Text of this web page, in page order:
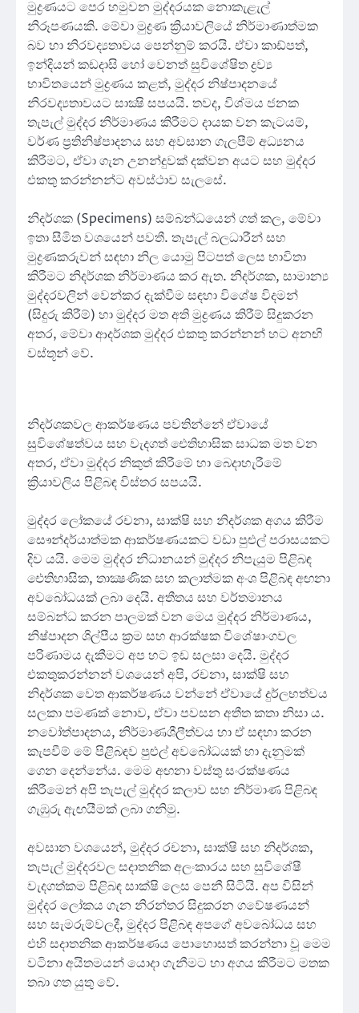
මුද්‍රණයට පෙර හමුවන මුද්දරයක නොකැළැල්
නිරූපණයකි. මේවා මුද්‍රණ ක්‍රියාවලියේ නිර්මාණාත්මක
බව හා නිරවද්‍යතාවය පෙන්නුම් කරයි. ඒවා කාඩ්පත්,
ඉන්දියන් කඩදාසි හෝ වෙනත් සුවිශේෂිත ද්‍රව්‍ය
භාවිතයෙන් මුද්‍රණය කළත්, මුද්දර නිෂ්පාදනයේ
නිරවද්‍යතාවයට සාක්‍ෂි සපයයි. තවද, විශ්මය ජනක
තැපැල් මුද්දර නිර්මාණය කිරීමට දායක වන කැටයම්,
වර්ණ ප්‍රතිනිෂ්පාදනය සහ අවසාන ගැලපීම් අධ්‍යනය
කිරීමට, ඒවා ගැන උනන්දුවක් දක්වන අයට සහ මුද්දර
එකතු කරන්නන්ට අවස්ථාව සැලසේ.
නිදර්ශක (Specimens) සම්බන්ධයෙන් ගත් කල, මේවා
ඉතා සීමිත වශයෙන් පවතී. තැපැල් බලධාරීන් සහ
මුද්‍රණකරුවන් සඳහා නිල යොමු පිටපත් ලෙස භාවිතා
කිරීමට නිදර්ශක නිර්මාණය කර ඇත. නිදර්ශක, සාමාන්‍ය
මුද්දරවලින් වෙන්කර දැක්වීම සඳහා විශේෂ විදමන්
(සිදුරු කිරීම්) හා මුද්දර මත අති මුද්‍රණය කිරීම් සිදුකරන
අතර, මේවා ආදර්ශක මුද්දර එකතු කරන්නන් හට අනඟි
වස්තූන් වේ.
නිදර්ශකවල ආකර්ෂණය පවතින්නේ ඒවායේ
සුවිශේෂත්වය සහ වැදගත් ඓතිහාසික සාධක මත වන
අතර, ඒවා මුද්දර නිකුත් කිරීමේ හා බෙදාහැරීමේ
ක්‍රියාවලිය පිළිබඳ විස්තර සපයයි.
මුද්දර ලෝකයේ රචනා, සාක්ෂි සහ නිදර්ශක අගය කිරීම
සෞන්දර්යාත්මක ආකර්ෂණයකට වඩා පුළුල් පරාසයකට
දිව යයි. මෙම මුද්දර නිධානයන් මුද්දර නිපැයුම පිළිබඳ
ඓතිහාසික, තාක්‍ෂණික සහ කලාත්මක අංශ පිළිබඳ අඟනා
අවබෝධයක් ලබා දෙයි. අතීතය සහ වර්තමානය
සම්බන්ධ කරන පාලමක් වන මෙය මුද්දර නිර්මාණය,
නිෂ්පාදන ශිල්පීය ක්‍රම සහ ආරක්ෂක විශේෂාංගවල
පරිණාමය දැකීමට අප හට ඉඩ සලසා දෙයි. මුද්දර
එකතුකරන්නන් වශයෙන් අපි, රචනා, සාක්ෂි සහ
නිදර්ශක වෙත ආකර්ෂණය වන්නේ ඒවායේ දුර්ලභත්වය
සලකා පමණක් නොව, ඒවා පවසන අතීත කතා නිසා ය.
නවෝත්පාදනය, නිර්මාණශීලීත්වය හා ඒ සඳහා කරන
කැපවීම් මේ පිළිබඳව පුළුල් අවබෝධයක් හා දැනුමක්
ගෙන දෙන්නේය. මෙම අඟනා වස්තු සංරක්ෂණය
කිරීමෙන් අපි තැපැල් මුද්දර කලාව සහ නිර්මාණ පිළිබඳ
ගැඹුරු ඇඟයීමක් ලබා ගනිමු.
අවසාන වශයෙන්, මුද්දර රචනා, සාක්ෂි සහ නිදර්ශක,
තැපැල් මුද්දරවල සදාතනික අලංකාරය සහ සුවිශේෂී
වැදගත්කම පිළිබඳ සාක්ෂි ලෙස පෙනී සිටියි. අප විසින්
මුද්දර ලෝකය ගැන නිරන්තර සිදුකරන ගවේෂණයන්
සහ සැමරුම්වලදී, මුද්දර පිළිබඳ අපගේ අවබෝධය සහ
එහි සදාතනික ආකර්ෂණය පොහොසත් කරන්නා වූ මෙම
වටිනා අයිතමයන් යොදා ගැනීමට හා අගය කිරීමට මතක
තබා ගත යුතු වේ.